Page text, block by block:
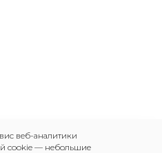
веб-аналитики
cookie — небольшие